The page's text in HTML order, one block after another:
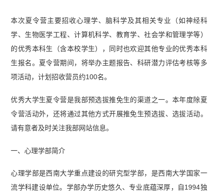
本次夏令营主要招收心理学、脑科学及其相关专业（如神经科
学、生物医学工程、计算机科学、教育学、社会学和管理学等）
的优秀本科生（含本校学生），同时也欢迎其他专业的优秀本科
生报名。夏令营期间，将举办主题报告、科研潜力评估考核等多
项活动，计划招收营员约100名。
优秀大学生夏令营是我部预选拔推免生的渠道之一。本年度除夏
令营活动外，还将通过其他方式开展推免生预选拔、选拔活动。
请有意者及时关注我部网站信息。
一、心理学部简介
心理学部是西南大学重点建设的研究型学部，是西南大学国家一
流学科建设单位。学部办学历史悠久、专业底蕴深厚，自1994独